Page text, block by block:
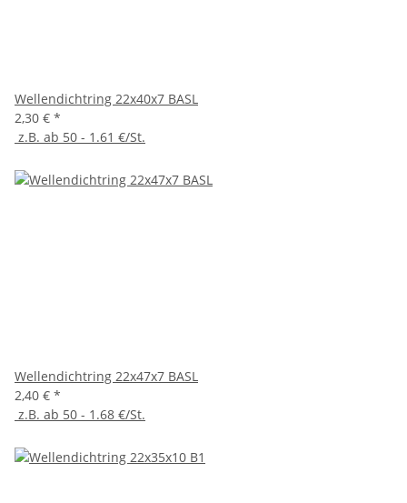
Wellendichtring 22x40x7 BASL
2,30 € *
z.B. ab 50 - 1.61 €/St.
Wellendichtring 22x47x7 BASL
2,40 € *
z.B. ab 50 - 1.68 €/St.